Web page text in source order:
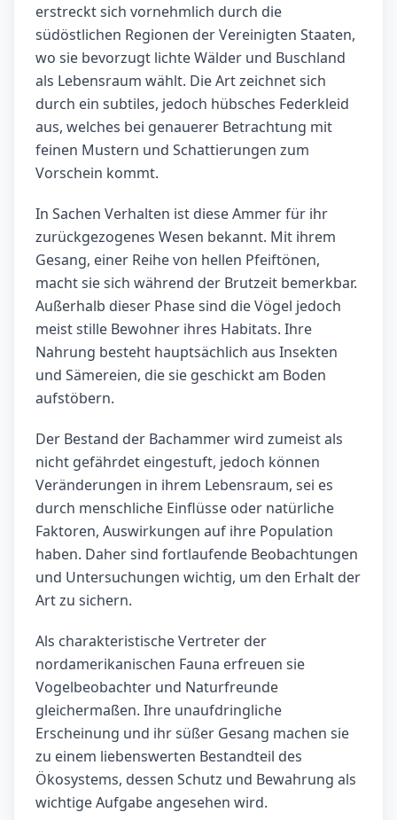
erstreckt sich vornehmlich durch die
südöstlichen Regionen der Vereinigten Staaten,
wo sie bevorzugt lichte Wälder und Buschland
als Lebensraum wählt. Die Art zeichnet sich
durch ein subtiles, jedoch hübsches Federkleid
aus, welches bei genauerer Betrachtung mit
feinen Mustern und Schattierungen zum
Vorschein kommt.
In Sachen Verhalten ist diese Ammer für ihr
zurückgezogenes Wesen bekannt. Mit ihrem
Gesang, einer Reihe von hellen Pfeiftönen,
macht sie sich während der Brutzeit bemerkbar.
Außerhalb dieser Phase sind die Vögel jedoch
meist stille Bewohner ihres Habitats. Ihre
Nahrung besteht hauptsächlich aus Insekten
und Sämereien, die sie geschickt am Boden
aufstöbern.
Der Bestand der Bachammer wird zumeist als
nicht gefährdet eingestuft, jedoch können
Veränderungen in ihrem Lebensraum, sei es
durch menschliche Einflüsse oder natürliche
Faktoren, Auswirkungen auf ihre Population
haben. Daher sind fortlaufende Beobachtungen
und Untersuchungen wichtig, um den Erhalt der
Art zu sichern.
Als charakteristische Vertreter der
nordamerikanischen Fauna erfreuen sie
Vogelbeobachter und Naturfreunde
gleichermaßen. Ihre unaufdringliche
Erscheinung und ihr süßer Gesang machen sie
zu einem liebenswerten Bestandteil des
Ökosystems, dessen Schutz und Bewahrung als
wichtige Aufgabe angesehen wird.